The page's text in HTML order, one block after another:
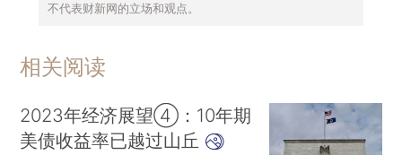
不代表财新网的立场和观点。
相关阅读
2023年经济展望④：10年期
美债收益率已越过山丘